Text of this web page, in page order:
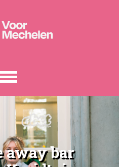
Toon
het
menu
away bar